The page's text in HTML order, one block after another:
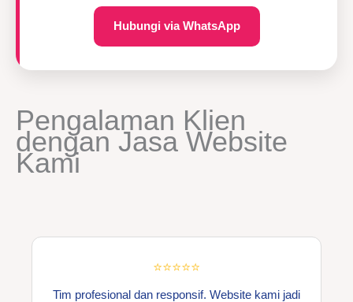
Hubungi via WhatsApp
Pengalaman Klien
dengan Jasa Website
Kami
⭐⭐⭐⭐⭐
Tim profesional dan responsif. Website kami jadi